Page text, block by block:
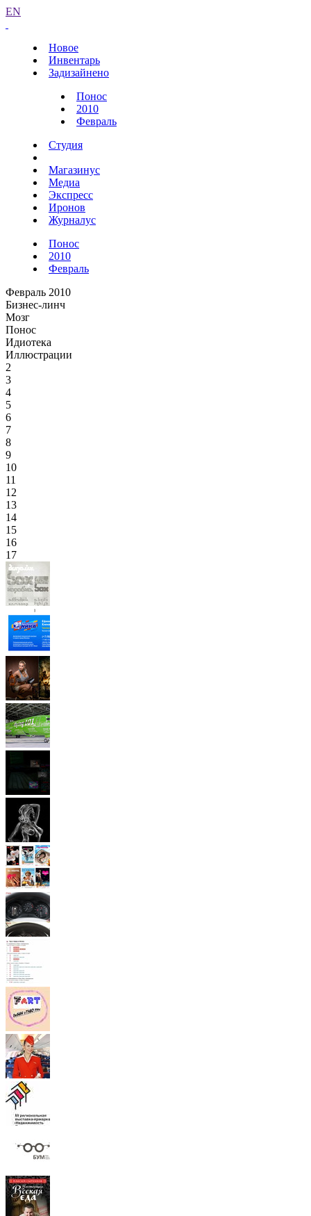
EN
Новое
Инвентарь
Задизайнено
Понос
2010
Февраль
Студия
Магазинус
Медиа
Экспресс
Иронов
Журналус
Понос
2010
Февраль
Февраль 2010
Бизнес-линч
Мозг
Понос
Идиотека
Иллюстрации
2
3
4
5
6
7
8
9
10
11
12
13
14
15
16
17